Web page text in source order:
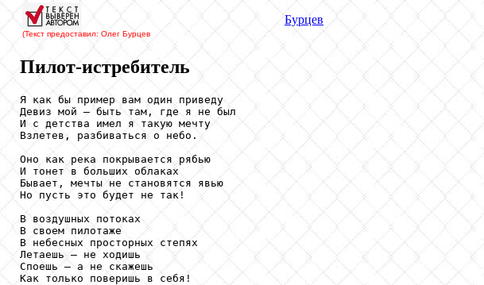
(Текст предоставил: Олег Бурцев
Бурцев
Пилот-истребитель
Я как бы пример вам один приведу
Девиз мой – быть там, где я не был
И с детства имел я такую мечту
Взлетев, разбиваться о небо.
Оно как река покрывается рябью
И тонет в больших облаках
Бывает, мечты не становятся явью
Но пусть это будет не так!
В воздушных потоках
В своем пилотаже
В небесных просторных степях
Летаешь – не ходишь
Споешь – а не скажешь
Как только поверишь в себя!